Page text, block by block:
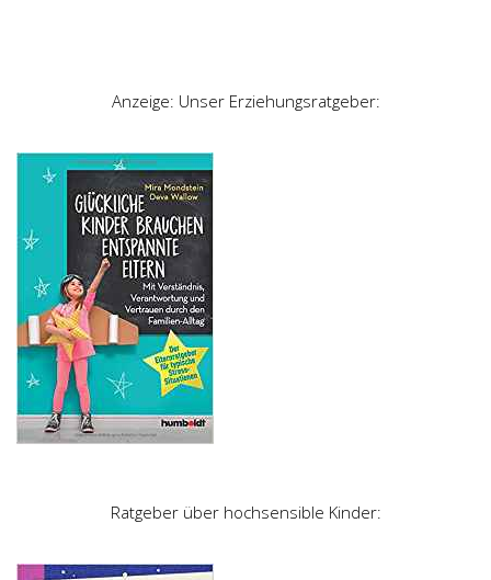
Anzeige: Unser Erziehungsratgeber:
Ratgeber über hochsensible Kinder: